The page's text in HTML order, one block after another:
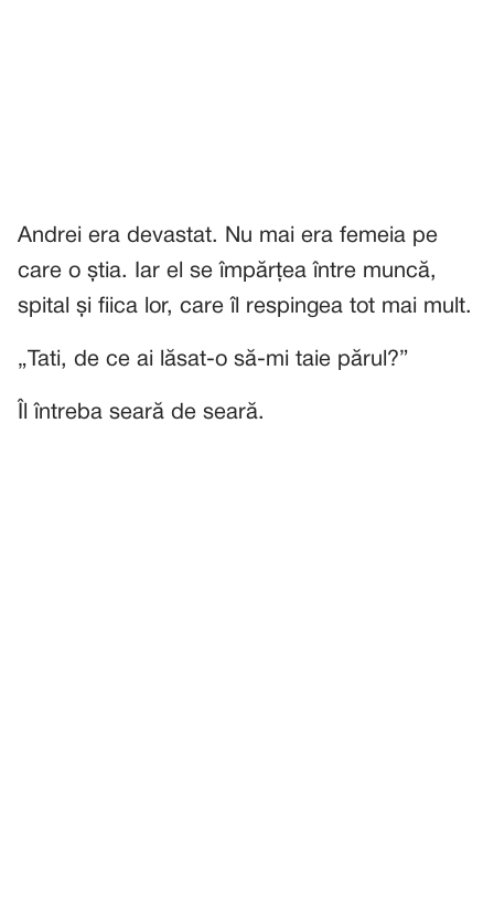
Andrei era devastat. Nu mai era femeia pe
care o știa. Iar el se împărțea între muncă,
spital și fiica lor, care îl respingea tot mai mult.
„Tati, de ce ai lăsat-o să-mi taie părul?”
Îl întreba seară de seară.